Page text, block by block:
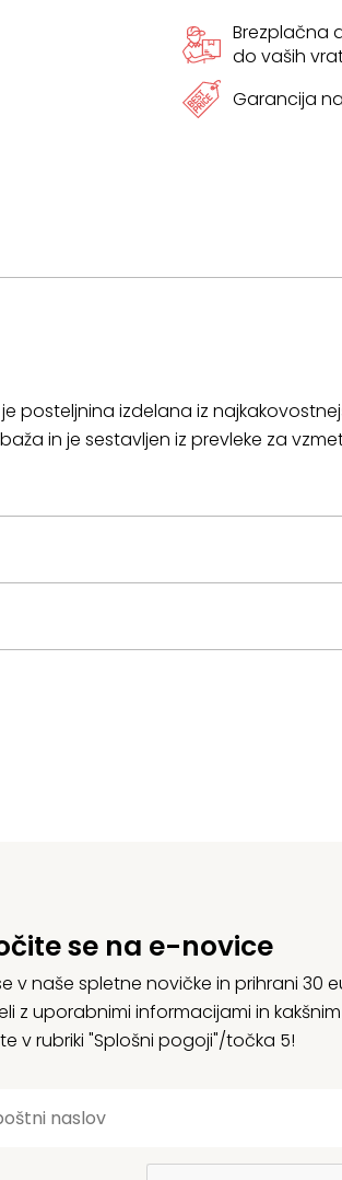
Brezplačna
do vaših
Garancija
posteljnina izdelana iz
in je sestavljen iz prevleke za
se na e-novice
v naše spletne novičke in prihrani
z uporabnimi informacijami in
v rubriki "Splošni pogoji"/točka 5!